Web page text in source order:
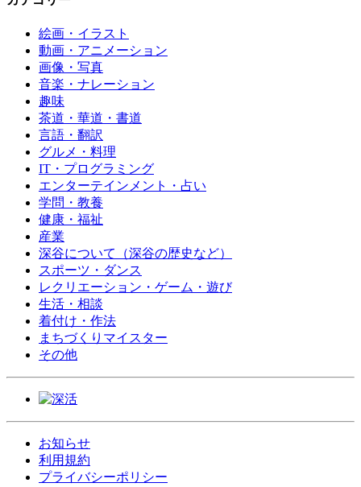
絵画・イラスト
動画・アニメーション
画像・写真
音楽・ナレーション
趣味
茶道・華道・書道
言語・翻訳
グルメ・料理
IT・プログラミング
エンターテインメント・占い
学問・教養
健康・福祉
産業
深谷について（深谷の歴史など）
スポーツ・ダンス
レクリエーション・ゲーム・遊び
生活・相談
着付け・作法
まちづくりマイスター
その他
お知らせ
利用規約
プライバシーポリシー